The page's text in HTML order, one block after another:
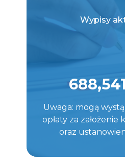
Wypisy
Uwaga: mogą
opłaty za założenie
oraz